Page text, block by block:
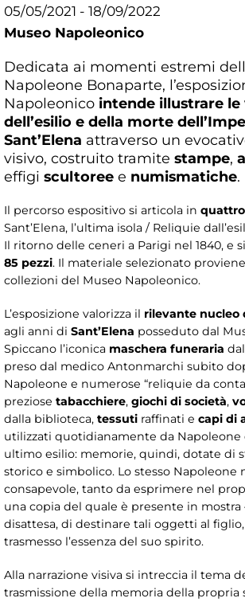
05/05/2021 - 18/09/2022
Museo Napoleonico
Dedicata ai momenti estremi
Napoleone Bonaparte,
Napoleonico intende illustrare le
dell’esilio e della morte
Sant’Elena attraverso un
visivo, costruito tramite stampe,
effigi scultoree e numismatiche.
Il percorso espositivo si articola in
Sant’Elena, l’ultima isola / Reliquie
Il ritorno delle ceneri a Parigi nel 1840, e
85 pezzi. Il materiale selezionato
collezioni del Museo Napoleonico.
L’esposizione valorizza il rilevante nucleo
agli anni di Sant’Elena posseduto dal
Spiccano l’iconica maschera funeraria
preso dal medico Antonmarchi subito
Napoleone e numerose “reliquie da
preziose tabacchiere, giochi di società,
dalla biblioteca, tessuti raffinati e capi di
utilizzati quotidianamente da Napoleone
ultimo esilio: memorie, quindi, dotate di
storico e simbolico. Lo stesso Napoleone
consapevole, tanto da esprimere nel
una copia del quale è presente in mostra
disattesa, di destinare tali oggetti al
trasmesso l’essenza del suo spirito.
Alla narrazione visiva si intreccia il tema
trasmissione della memoria della propria